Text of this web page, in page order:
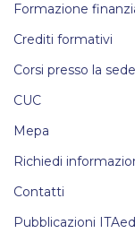
Formazione
Crediti formativi
Corsi presso la
CUC
Mepa
Richiedi
Contatti
Pubblicazioni